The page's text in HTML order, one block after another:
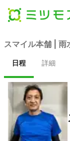
スマイル本舗 | 雨
日程 詳細